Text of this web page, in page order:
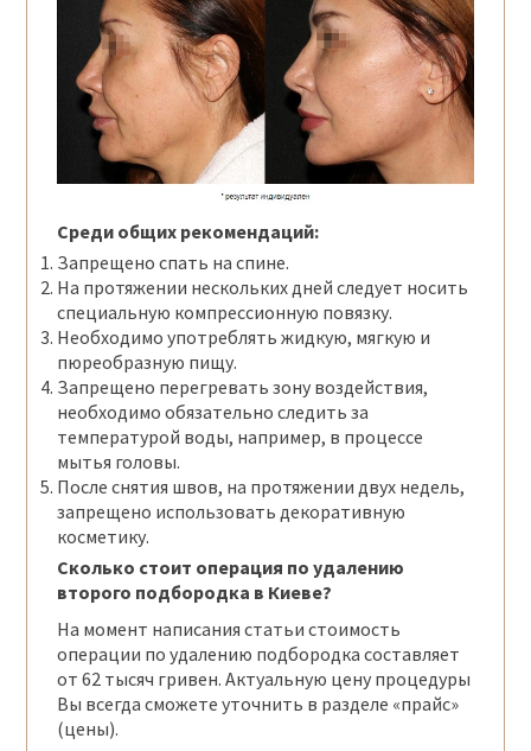
Среди общих рекомендаций:
Запрещено спать на спине.
На протяжении нескольких дней следует носить
специальную компрессионную повязку.
Необходимо употреблять жидкую, мягкую и
пюреобразную пищу.
Запрещено перегревать зону воздействия,
необходимо обязательно следить за
температурой воды, например, в процессе
мытья головы.
После снятия швов, на протяжении двух недель,
запрещено использовать декоративную
косметику.
Сколько стоит операция по удалению
второго подбородка в Киеве?
На момент написания статьи стоимость
операции по удалению подбородка составляет
от 62 тысяч гривен. Актуальную цену процедуры
Вы всегда сможете уточнить в разделе «прайс»
(цены).